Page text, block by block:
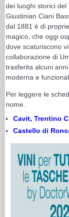
dei luoghi storici del
Giustinian Ciani
dal 1881 è di
magico, che oggi
dove scaturiscono
collaborazione di
trasferita alcuni
moderna e
Per leggere le
nome.
Cavit, Trentino
Castello di